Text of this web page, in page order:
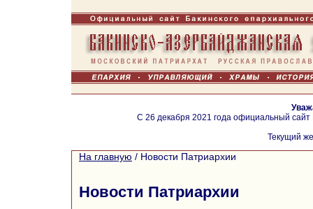
С 26 декабря 2021 года официальный
Текущий
На главную / Новости Патриархии
Новости Патриархии